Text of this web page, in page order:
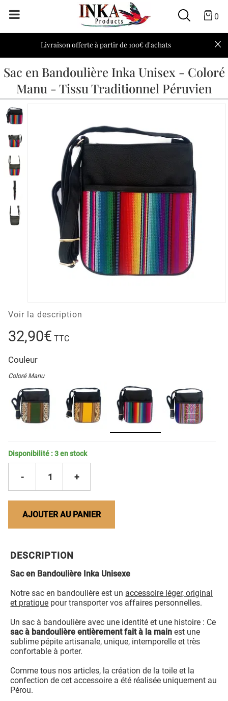
0
Livraison offerte à partir de 100€ d'achats
Sac en Bandoulière Inka Unisex - Coloré
Manu - Tissu Traditionnel Péruvien
Voir la description
32,90€ TTC
Couleur
Coloré Manu
Disponibilité :3en stock
- 1 +
AJOUTER AU PANIER
DESCRIPTION
Sac en Bandoulière Inka Unisexe
Notre sac en bandoulière est un accessoire léger, original
et pratique pour transporter vos affaires personnelles.
Un sac à bandoulière avec une identité et une histoire : Ce
sac à bandoulière entièrement fait à la main est une
sublime pépite artisanale, unique, intemporelle et très
confortable à porter.
Comme tous nos articles, la création de la toile et la
confection de cet accessoire a été réalisée uniquement au
Pérou.